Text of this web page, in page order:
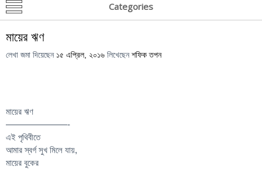
Categories
মায়ের ঋণ
লেখা জমা দিয়েছেন ১৫ এপ্রিল, ২০১৬ লিখেছেন শফিক তপন
মায়ের ঋণ
———————-
এই পৃথিবীতে
আমার স্বর্গ সুখ মিলে যায়,
মায়ের বুকের